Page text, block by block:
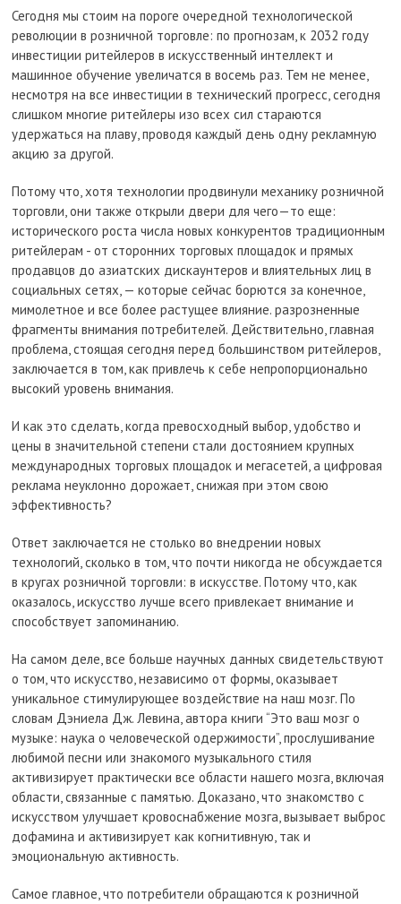
Сегодня мы стоим на пороге очередной технологической
революции в розничной торговле: по прогнозам, к 2032 году
инвестиции ритейлеров в искусственный интеллект и
машинное обучение увеличатся в восемь раз. Тем не менее,
несмотря на все инвестиции в технический прогресс, сегодня
слишком многие ритейлеры изо всех сил стараются
удержаться на плаву, проводя каждый день одну рекламную
акцию за другой.
Потому что, хотя технологии продвинули механику розничной
торговли, они также открыли двери для чего—то еще:
исторического роста числа новых конкурентов традиционным
ритейлерам - от сторонних торговых площадок и прямых
продавцов до азиатских дискаунтеров и влиятельных лиц в
социальных сетях, — которые сейчас борются за конечное,
мимолетное и все более растущее влияние. разрозненные
фрагменты внимания потребителей. Действительно, главная
проблема, стоящая сегодня перед большинством ритейлеров,
заключается в том, как привлечь к себе непропорционально
высокий уровень внимания.
И как это сделать, когда превосходный выбор, удобство и
цены в значительной степени стали достоянием крупных
международных торговых площадок и мегасетей, а цифровая
реклама неуклонно дорожает, снижая при этом свою
эффективность?
Ответ заключается не столько во внедрении новых
технологий, сколько в том, что почти никогда не обсуждается
в кругах розничной торговли: в искусстве. Потому что, как
оказалось, искусство лучше всего привлекает внимание и
способствует запоминанию.
На самом деле, все больше научных данных свидетельствуют
о том, что искусство, независимо от формы, оказывает
уникальное стимулирующее воздействие на наш мозг. По
словам Дэниела Дж. Левина, автора книги “Это ваш мозг о
музыке: наука о человеческой одержимости”, прослушивание
любимой песни или знакомого музыкального стиля
активизирует практически все области нашего мозга, включая
области, связанные с памятью. Доказано, что знакомство с
искусством улучшает кровоснабжение мозга, вызывает выброс
дофамина и активизирует как когнитивную, так и
эмоциональную активность.
Самое главное, что потребители обращаются к розничной